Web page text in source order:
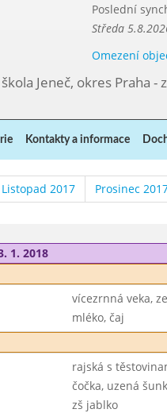
Poslední
Středa
Omezení
Jeneč, okres Praha -
Kontakty a informace
Listopad 2017 Prosinec
1. 2018
vícezrnná veka,
mléko, čaj
rajská s
čočka, uzená
zš jablko